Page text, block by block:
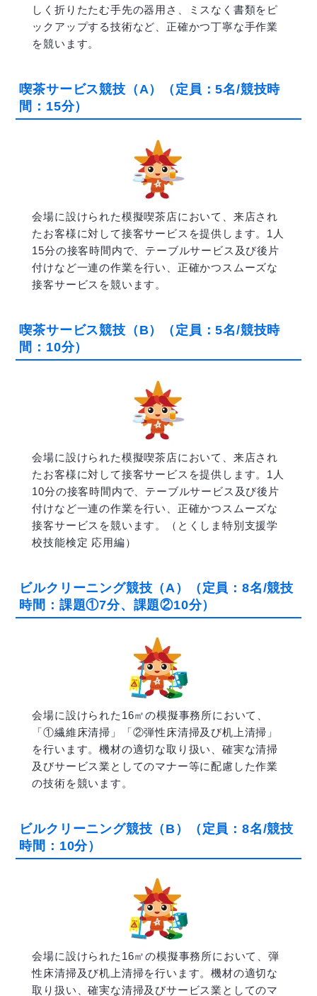
しく折りたたむ手先の器用さ、ミスなく書類をピ
ックアップする技術など、正確かつ丁寧な手作業
を競います。
喫茶サービス競技（A）（定員：5名/競技時
間：15分）
会場に設けられた模擬喫茶店において、来店され
たお客様に対して接客サービスを提供します。1人
15分の接客時間内で、テーブルサービス及び後片
付けなど一連の作業を行い、正確かつスムーズな
接客サービスを競います。
喫茶サービス競技（B）（定員：5名/競技時
間：10分）
会場に設けられた模擬喫茶店において、来店され
たお客様に対して接客サービスを提供します。1人
10分の接客時間内で、テーブルサービス及び後片
付けなど一連の作業を行い、正確かつスムーズな
接客サービスを競います。（とくしま特別支援学
校技能検定 応用編）
ビルクリーニング競技（A）（定員：8名/競技
時間：課題①7分、課題②10分）
会場に設けられた16㎡の模擬事務所において、
「①繊維床清掃」「②弾性床清掃及び机上清掃」
を行います。機材の適切な取り扱い、確実な清掃
及びサービス業としてのマナー等に配慮した作業
の技術を競います。
ビルクリーニング競技（B）（定員：8名/競技
時間：10分）
会場に設けられた16㎡の模擬事務所において、弾
性床清掃及び机上清掃を行います。機材の適切な
取り扱い、確実な清掃及びサービス業としてのマ